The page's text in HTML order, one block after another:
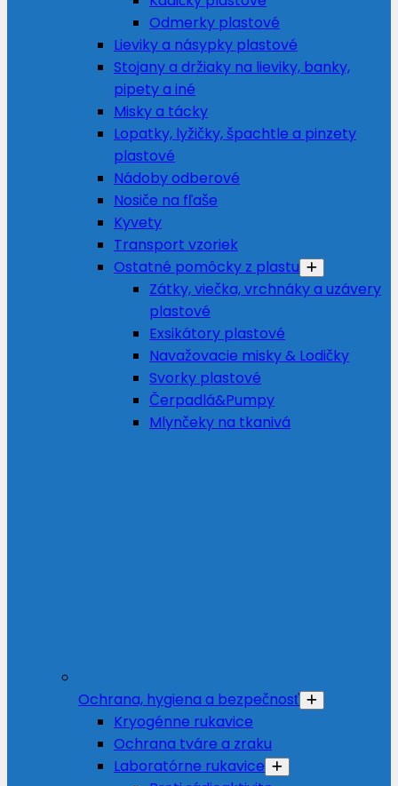
Odmerky plastové
Lieviky a násypky plastové
Stojany a držiaky na lieviky, banky,
pipety a iné
Misky a tácky
Lopatky, lyžičky, špachtle a pinzety
plastové
Nádoby odberové
Nosiče na fľaše
Kyvety
Transport vzoriek
Ostatné pomôcky z plastu
Zátky, viečka, vrchnáky a uzávery
plastové
Exsikátory plastové
Navažovacie misky & Lodičky
Svorky plastové
Čerpadlá&Pumpy
Mlynčeky na tkanivá
Ochrana, hygiena a bezpečnosť
Kryogénne rukavice
Ochrana tváre a zraku
Laboratórne rukavice